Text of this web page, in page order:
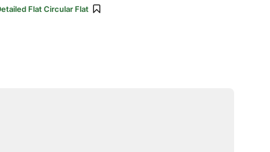
Flat Circular Flat